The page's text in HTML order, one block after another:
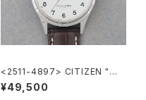
<2511-4897> CITIZEN "広
鉄" Homer
¥49,500